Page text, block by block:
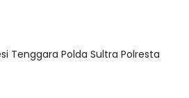
Tenggara Polda Sultra Polresta